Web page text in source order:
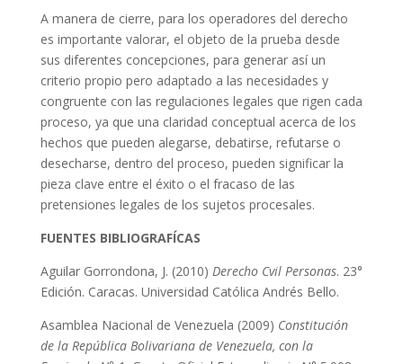
A manera de cierre, para los operadores del derecho
es importante valorar, el objeto de la prueba desde
sus diferentes concepciones, para generar así un
criterio propio pero adaptado a las necesidades y
congruente con las regulaciones legales que rigen cada
proceso, ya que una claridad conceptual acerca de los
hechos que pueden alegarse, debatirse, refutarse o
desecharse, dentro del proceso, pueden significar la
pieza clave entre el éxito o el fracaso de las
pretensiones legales de los sujetos procesales.
FUENTES BIBLIOGRAFÍCAS
Aguilar Gorrondona, J. (2010) Derecho Cvil Personas. 23°
Edición. Caracas. Universidad Católica Andrés Bello.
Asamblea Nacional de Venezuela (2009) Constitución
de la República Bolivariana de Venezuela, con la